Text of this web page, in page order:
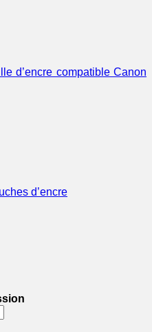
d’encre compatible Canon
d’encre